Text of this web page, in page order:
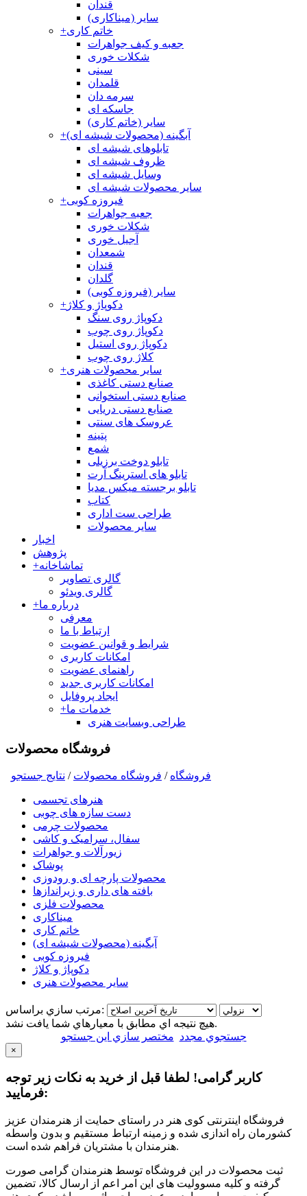
قندان
سایر (میناکاری)
+خاتم کاری
جعبه و کیف جواهرات
شکلات خوری
سینی
قلمدان
سرمه دان
جاسکه ای
سایر (خاتم کاری)
+آبگینه (محصولات شیشه ای)
تابلوهای شیشه ای
ظروف شیشه ای
وسایل شیشه ای
سایر محصولات شیشه ای
+فیروزه کوبی
جعبه جواهرات
شکلات خوری
آجیل خوری
شمعدان
قندان
گلدان
سایر (فیروزه کوبی)
+دکوپاژ و کلاژ
دکوپاژ روی سنگ
دکوپاژ روی چوب
دکوپاژ روی استیل
کلاژ روی چوب
+سایر محصولات هنری
صنایع دستی کاغذی
صنایع دستی استخوانی
صنایع دستی دریایی
عروسک های سنتی
پتینه
شمع
تابلو دوخت برزیلی
تابلو های استرینگ آرت
تابلو برجسته میکس مدیا
کتاب
طراحی ست اداری
سایر محصولات
اخبار
پژوهش
+تماشاخانه
گالری تصاویر
گالری ویدئو
+درباره ما
معرفی
ارتباط با ما
شرایط و قوانین عضویت
امکانات کاربری
راهنمای عضویت
امکانات کاربری جدید
ایجاد پروفایل
+خدمات ما
طراحی وبسایت هنری
فروشگاه محصولات
فروشگاه / فروشگاه محصولات / نتايج جستجو
هنرهای تجسمی
دست سازه های چوبی
محصولات چرمی
سفال، سرامیک و کاشی
زیورآلات و جواهرات
پوشاک
محصولات پارچه ای و رودوزی
بافته های داری و زیراندازها
محصولات فلزی
میناکاری
خاتم کاری
آبگینه (محصولات شیشه ای)
فیروزه کوبی
دکوپاژ و کلاژ
سایر محصولات هنری
مرتب سازي براساس:
هيچ نتيجه اي مطابق با معيارهاي شما يافت نشد.
جستجوي مجدد مختصر سازي اين جستجو
×
کاربر گرامی! لطفا قبل از خرید به نکات زیر توجه
فرمایید:
فروشگاه اینترنتی کوی هنر در راستای حمایت از هنرمندان عزیز
کشورمان راه اندازی شده و زمینه ارتباط مستقیم و بدون واسطه
هنرمندان با مشتریان فراهم شده است.
ثبت محصولات در این فروشگاه توسط هنرمندان گرامی صورت
گرفته و کلیه مسوولیت های این امر اعم از ارسال کالا، تضمین